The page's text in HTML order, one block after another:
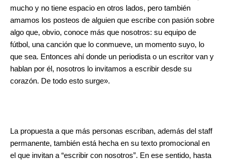
mucho y no tiene espacio en otros lados, pero también
amamos los posteos de alguien que escribe con pasión sobre
algo que, obvio, conoce más que nosotros: su equipo de
fútbol, una canción que lo conmueve, un momento suyo, lo
que sea. Entonces ahí donde un periodista o un escritor van y
hablan por él, nosotros lo invitamos a escribir desde su
corazón. De todo esto surge».
La propuesta a que más personas escriban, además del staff
permanente, también está hecha en su texto promocional en
el que invitan a “escribir con nosotros”. En ese sentido, hasta